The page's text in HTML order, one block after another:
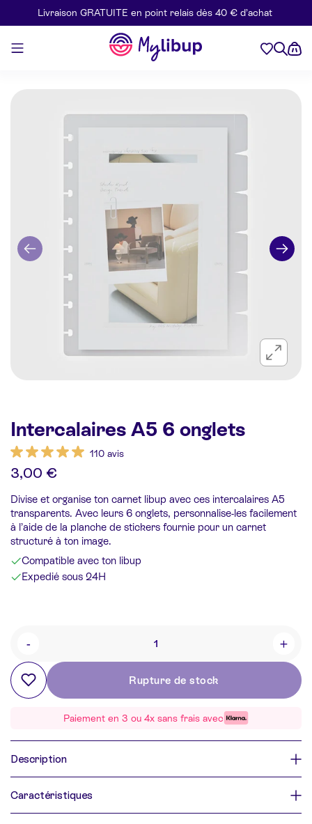
Aller au contenu
Livraison GRATUITE en point relais dès 40 € d’achat
Mylibup
Intercalaires A5 6 onglets
110 avis
3,00 €
Divise et organise ton carnet libup avec ces intercalaires A5
transparents. Avec leurs 6 onglets, personnalise-les facilement
à l’aide de la planche de stickers fournie pour un carnet
structuré à ton image.
Compatible avec ton libup
Expedié sous 24H
-
Quantité +
Rupture de stock
Paiement en 3 ou 4x sans frais avec
Description
Caractéristiques